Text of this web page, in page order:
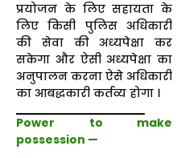
प्रयोजन के लिए सहायता के
लिए किसी पुलिस अधिकारी
की सेवा की अध्यपेक्षा कर
सकेगा और ऐसी अध्यपेक्षा का
अनुपालन करना ऐसे अधिकारी
का आबद्धकारी कर्तव्य होगा ।
Power to make
possession —